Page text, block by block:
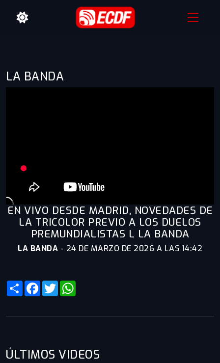
LA BANDA
EN VIVO DESDE MADRID, NOVEDADES DE
LA TRICOLOR PREVIO A LOS DUELOS
PREMUNDIALISTAS L LA BANDA
LA BANDA - 24 DE MARZO DE 2026 A LAS 14:42
ShareFacebook
Twitter
ÚLTIMOS VIDEOS